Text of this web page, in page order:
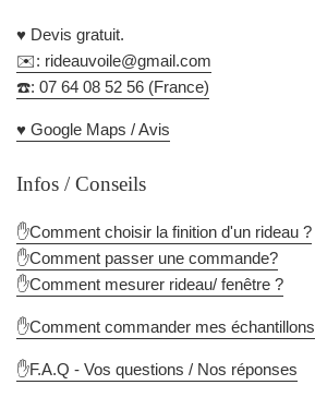
♥️ Devis gratuit.
✉️: rideauvoile@gmail.com
☎️: 07 64 08 52 56 (France)
♥️ Google Maps / Avis
Infos / Conseils
✋Comment choisir la finition d'un rideau ?
✋Comment passer une commande?
✋Comment mesurer rideau/ fenêtre ?
✋Comment commander mes échantillons
✋F.A.Q - Vos questions / Nos réponses